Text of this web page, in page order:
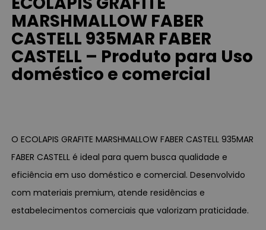
MARSHMALLOW FABER
CASTELL 935MAR FABER
CASTELL – Produto para Uso
doméstico e comercial
O ECOLAPIS GRAFITE MARSHMALLOW FABER CASTELL 935MAR
FABER CASTELL é ideal para quem busca qualidade e
eficiência em uso doméstico e comercial. Desenvolvido
com materiais premium, atende residências e
estabelecimentos comerciais que valorizam praticidade.